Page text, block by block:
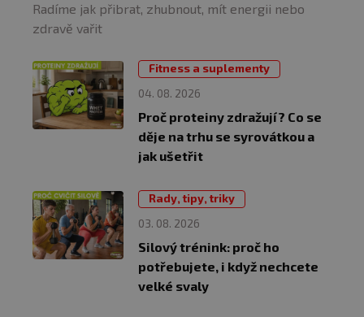
Radíme jak přibrat, zhubnout, mít energii nebo
zdravě vařit
04. 08. 2026
Fitness a suplementy
Proč proteiny zdražují? Co se
děje na trhu se syrovátkou a
jak ušetřit
03. 08. 2026
Rady, tipy, triky
Silový trénink: proč ho
potřebujete, i když nechcete
velké svaly